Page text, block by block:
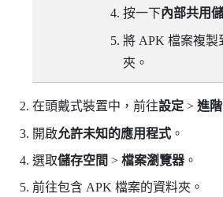
按一下內部共用
將 APK 檔案複製
夾。
在頭戴式裝置中，前往設定> 進階
開啟允許未知的應用程式。
選取儲存空間 > 檔案瀏覽器。
前往包含 APK 檔案的資料夾。